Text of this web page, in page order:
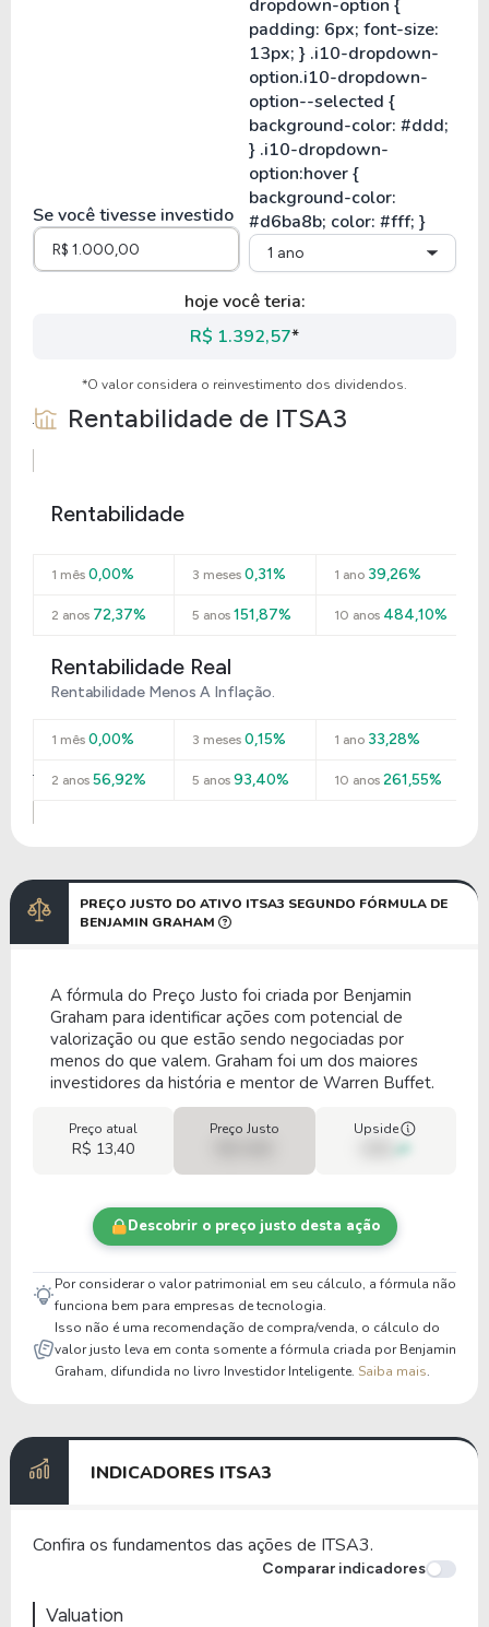
Se você tivesse investido
1 ano
hoje você teria:
R$ 1.392,57*
*O valor considera o reinvestimento dos dividendos.
Rentabilidade de ITSA3
Rentabilidade
1 mês 0,00% 3 meses 0,31% 1 ano39,26%
2 anos 72,37% 5 anos 151,87% 10 anos484,10%
Rentabilidade Real
Rentabilidade Menos A Inflação.
1 mês 0,00% 3 meses 0,15% 1 ano33,28%
2 anos 56,92% 5 anos 93,40% 10 anos261,55%
PREÇO JUSTO DO ATIVO ITSA3 SEGUNDO FÓRMULA DE
BENJAMIN GRAHAM
A fórmula do Preço Justo foi criada por Benjamin
Graham para identificar ações com potencial de
valorização ou que estão sendo negociadas por
menos do que valem. Graham foi um dos maiores
investidores da história e mentor de Warren Buffet.
Preço atual
R$ 13,40
Preço Justo Upside
Descobrir o preço justo desta ação
Por considerar o valor patrimonial em seu cálculo, a fórmula não
funciona bem para empresas de tecnologia.
Isso não é uma recomendação de compra/venda, o cálculo do
valor justo leva em conta somente a fórmula criada por Benjamin
Graham, difundida no livro Investidor Inteligente. Saiba mais.
INDICADORES ITSA3
Confira os fundamentos das ações de ITSA3.
Comparar indicadores
Valuation